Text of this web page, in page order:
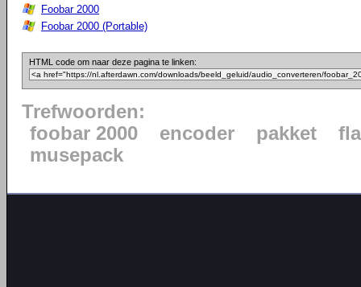
Foobar 2000
Foobar 2000 (Portable)
HTML code om naar deze pagina te linken:
Trefwoorden:
foobar 2000
encoder pakket
musepack